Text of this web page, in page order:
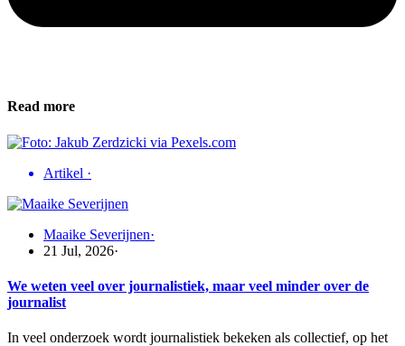
Read more
Artikel ·
Maaike Severijnen·
21 Jul, 2026·
We weten veel over journalistiek, maar veel minder over de
journalist
In veel onderzoek wordt journalistiek bekeken als collectief, op het